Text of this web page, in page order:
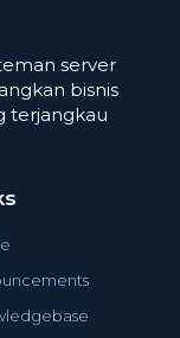
server
bisnis
terjangkau